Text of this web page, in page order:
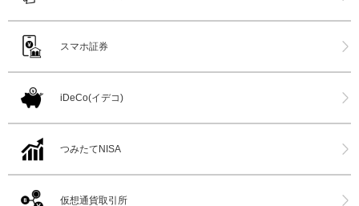
スマホ証券
iDeCo(イデコ)
つみたてNISA
仮想通貨取引所